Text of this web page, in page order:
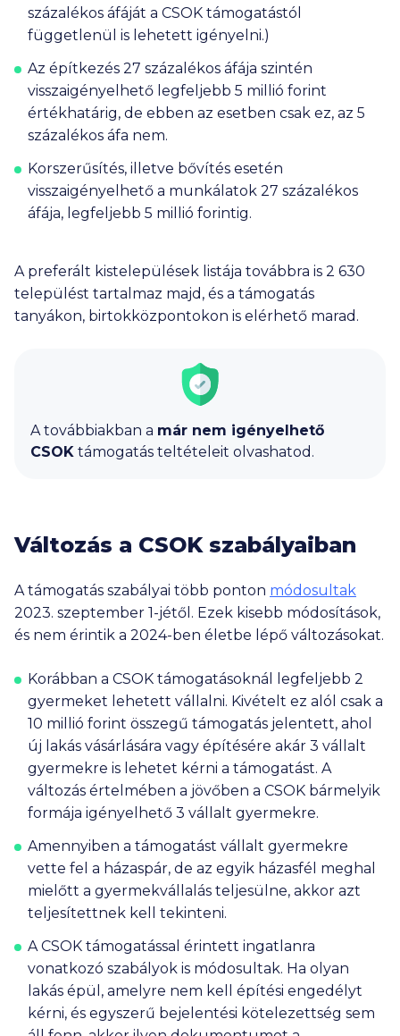
százalékos áfáját a CSOK támogatástól
függetlenül is lehetett igényelni.)
Az építkezés 27 százalékos áfája szintén
visszaigényelhető legfeljebb 5 millió forint
értékhatárig, de ebben az esetben csak ez, az 5
százalékos áfa nem.
Korszerűsítés, illetve bővítés esetén
visszaigényelhető a munkálatok 27 százalékos
áfája, legfeljebb 5 millió forintig.
A preferált kistelepülések listája továbbra is 2 630
települést tartalmaz majd, és a támogatás
tanyákon, birtokközpontokon is elérhető marad.
A továbbiakban a már nem igényelhető
CSOK támogatás teltételeit olvashatod.
Változás a CSOK szabályaiban
A támogatás szabályai több ponton módosultak
2023. szeptember 1-jétől. Ezek kisebb módosítások,
és nem érintik a 2024-ben életbe lépő változásokat.
Korábban a CSOK támogatásoknál legfeljebb 2
gyermeket lehetett vállalni. Kivételt ez alól csak a
10 millió forint összegű támogatás jelentett, ahol
új lakás vásárlására vagy építésére akár 3 vállalt
gyermekre is lehetet kérni a támogatást. A
változás értelmében a jövőben a CSOK bármelyik
formája igényelhető 3 vállalt gyermekre.
Amennyiben a támogatást vállalt gyermekre
vette fel a házaspár, de az egyik házasfél meghal
mielőtt a gyermekvállalás teljesülne, akkor azt
teljesítettnek kell tekinteni.
A CSOK támogatással érintett ingatlanra
vonatkozó szabályok is módosultak. Ha olyan
lakás épül, amelyre nem kell építési engedélyt
kérni, és egyszerű bejelentési kötelezettség sem